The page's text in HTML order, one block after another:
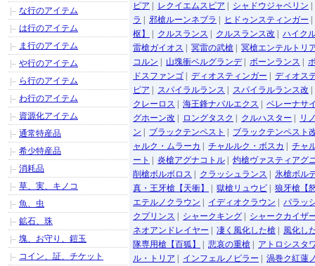
ピア
レクイエムスピア シャドウジャベリン
ラ
邪槍ルーンネブラ ヒドゥンスティンガー
枢】
クルスランス クルスランス改
ハイク
雷槍ガイオス
冥雷の武槍
冥槍エンテルトリ
コルン
山塊衝ベルグランデ| ボーンランス
ドスファンゴ
ディオスティンガー
ディオス
ピア
スパイラルランス スパイラルランス改
クレーロス
海王鋒ナバルエクス
ベレーナサ
グホーン改
ロングタスク クルハスター
リ
ン
ブラックテンペスト
ブラックテンペスト
ャルク・ムラーカ
チャルルク・ボスカ
チャ
ート
炎槍アグナコトル
灼槍ヴァスティアグ
削槍ボルボロス
クラッシュランス
氷槍ボル
真・王牙槍【天衝】
獄槍リュウビ
狼牙槍【
エテルノクラウン
イディオクラウン
パラッ
クプリンス
シャークキング
シャークカイザ
ネオアンドレイヤー
凄く風化した槍
風化し
隊専用槍【百狐】
悲哀の重槍
アトロシスタ
ル・トリア
インフェルノピラー 渦巻ク紅蓮
な行のアイテム
は行のアイテム
ま行のアイテム
や行のアイテム
ら行のアイテム
わ行のアイテム
資源化アイテム
通常特産品
希少特産品
消耗品
草、実、キノコ
魚、虫
鉱石、珠
塊、お守り、鎧玉
コイン、証、チケット